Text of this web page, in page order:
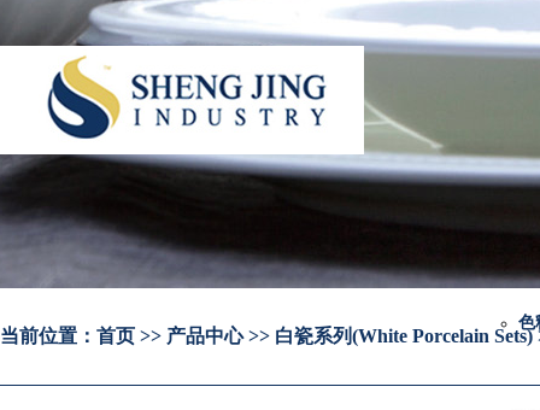
色
当前位置： 首页 >> 产品中心 >> 白瓷系列(White Porcelain